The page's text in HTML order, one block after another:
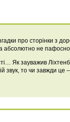
про сторінки з
абсолютно не
Як зауважив
звук, то чи завжди це –